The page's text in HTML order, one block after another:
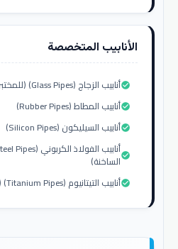
الأنابيب المتخصصة
أنابيب الزجاج (Glass Pipes) (للمختبرات)check_circle
أنابيب المطاط (Rubber Pipes)check_circle
أنابيب السيليكون (Silicon Pipes)check_circle
الساخنة)check_circle
أنابيب التيتانيوم (Titanium Pipes) (للبيئات المسببة للتآكل)check_circle